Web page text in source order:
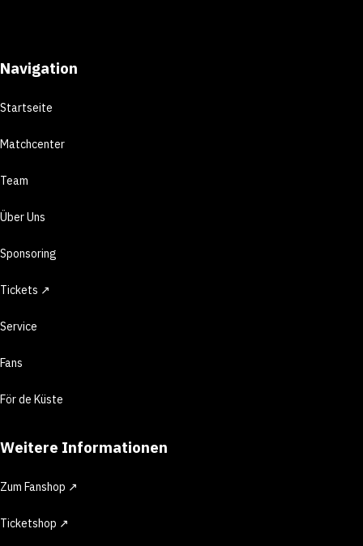
Navigation
Startseite
Matchcenter
Team
Über Uns
Sponsoring
Tickets ↗
Service
Fans
För de Küste
Weitere Informationen
Zum Fanshop ↗
Ticketshop ↗